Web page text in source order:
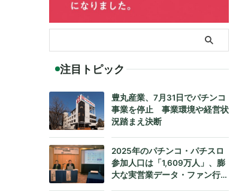
注目トピック
豊丸産業、7月31日でパチンコ
事業を停止 事業環境や経営状
況踏まえ決断
2025年のパチンコ・パチスロ
参加人口は「1,609万人」、膨
大な実営業データ・ファン行動